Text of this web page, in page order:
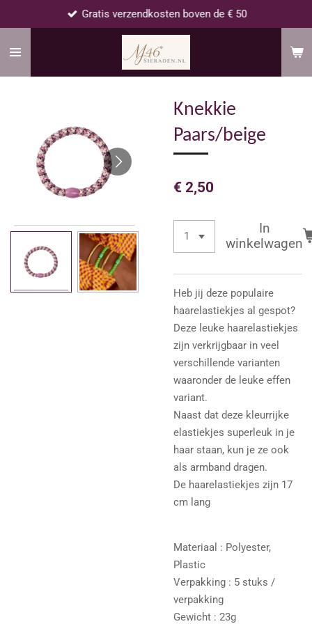
naar
Gratis verzendkosten boven de € 50
Knekkie
Paars/beige
€ 2,50
In
winkelwagen
Heb jij deze populaire
haarelastiekjes al gespot?
Deze leuke haarelastiekjes
zijn verkrijgbaar in veel
verschillende varianten
waaronder de leuke effen
variant.
Naast dat deze kleurrijke
elastiekjes superleuk in je
haar staan, kun je ze ook
als armband dragen.
De haarelastiekjes zijn 17
cm lang
Materiaal : Polyester,
Plastic
Verpakking : 5 stuks /
verpakking
Gewicht : 23g